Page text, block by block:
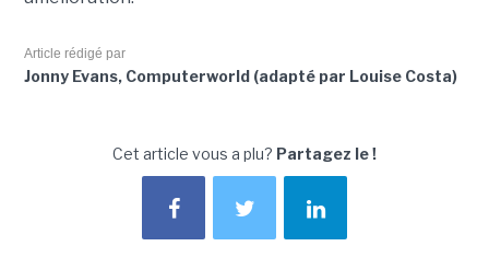
Article rédigé par
Jonny Evans, Computerworld (adapté par Louise Costa)
Cet article vous a plu? Partagez le !